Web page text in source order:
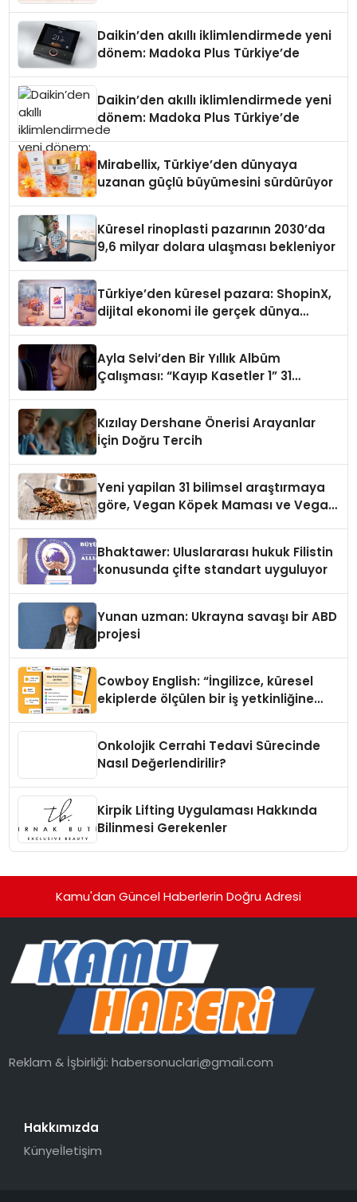
Daikin’den akıllı iklimlendirmede yeni
dönem: Madoka Plus Türkiye’de
Daikin’den akıllı iklimlendirmede yeni
dönem: Madoka Plus Türkiye’de
Mirabellix, Türkiye’den dünyaya
uzanan güçlü büyümesini sürdürüyor
Küresel rinoplasti pazarının 2030’da
9,6 milyar dolara ulaşması bekleniyor
Türkiye’den küresel pazara: ShopinX,
dijital ekonomi ile gerçek dünya
Ayla Selvi’den Bir Yıllık Albüm
Çalışması: “Kayıp Kasetler 1” 31
Kızılay Dershane Önerisi Arayanlar
İçin Doğru Tercih
Yeni yapilan 31 bilimsel araştırmaya
göre, Vegan Köpek Maması ve Vegan
Bhaktawer: Uluslararası hukuk Filistin
konusunda çifte standart uyguluyor
Yunan uzman: Ukrayna savaşı bir ABD
projesi
Cowboy English: “İngilizce, küresel
ekiplerde ölçülen bir iş yetkinliğine
Onkolojik Cerrahi Tedavi Sürecinde
Nasıl Değerlendirilir?
Kirpik Lifting Uygulaması Hakkında
Bilinmesi Gerekenler
Kamu'dan Güncel Haberlerin Doğru Adresi
Reklam & İşbirliği:habersonuclari@gmail.com
Hakkımızda
Künyeİletişim